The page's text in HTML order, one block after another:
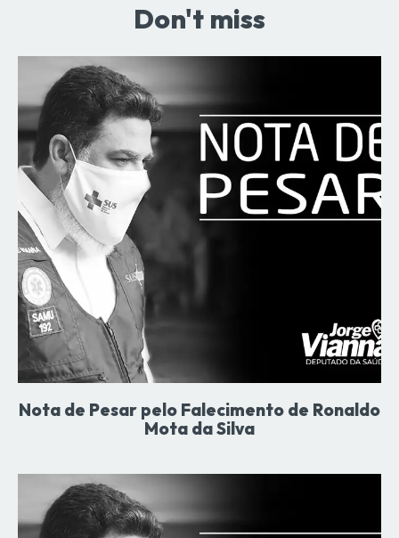
Don't miss
Nota de Pesar pelo Falecimento de Ronaldo
Mota da Silva